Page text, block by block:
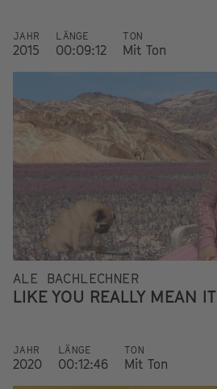
JAHR
2015
LÄNGE
00:09:12
TON
Mit Ton
ALE BACHLECHNER
LIKE YOU REALLY MEAN IT
JAHR
2020
LÄNGE
00:12:46
TON
Mit Ton